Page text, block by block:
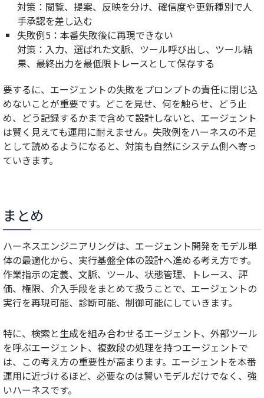
対策：閲覧、提案、反映を分け、確信度や更新種別で人
手承認を差し込む
失敗例5：本番失敗後に再現できない
対策：入力、選ばれた文脈、ツール呼び出し、ツール結
果、最終出力を最低限トレースとして保存する
要するに、 エージェントの失敗をプロンプトの責任に閉じ込
めないことが重要です。どこを見せ、何を触らせ、どう止
め、どう記録するかまで含めて設計しないと、エージェント
は賢く見えても運用に耐えません。失敗例をハーネスの不足
として読めるようになると、対策も自然にシステム側へ寄っ
ていきます。
まとめ
ハーネスエンジニアリングは、エージェント開発をモデル単
体の最適化から、実行基盤全体の設計へ進める考え方です。
作業指示の定義、文脈、ツール、状態管理、トレース、評
価、権限、介入手段をまとめて扱うことで、エージェントの
実行を再現可能、診断可能、制御可能にしていきます。
特に、検索と生成を組み合わせるエージェント、外部ツール
を呼ぶエージェント、複数段の処理を持つエージェントで
は、この考え方の重要性が高まります。エージェントを本番
運用に近づけるほど、必要なのは賢いモデルだけでなく、強
いハーネスです。